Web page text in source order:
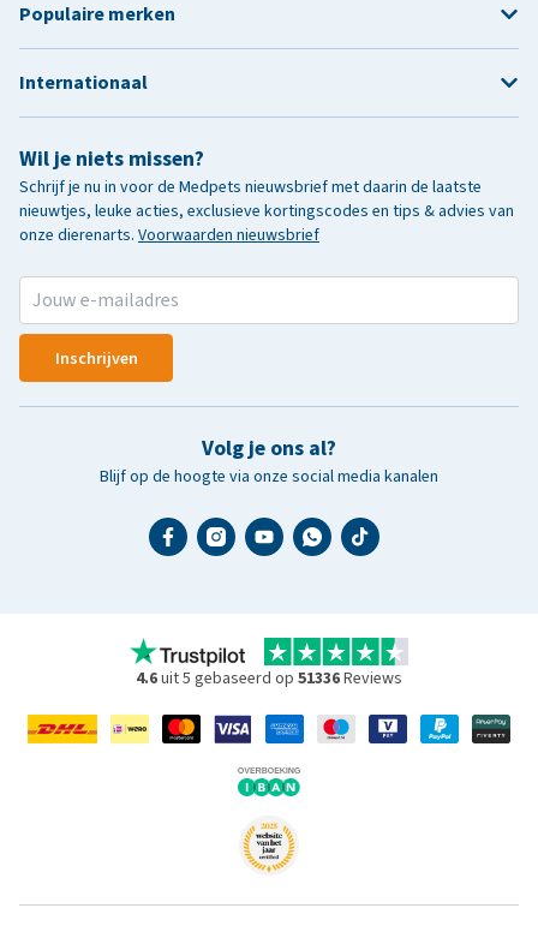
Wil je niets missen?
Schrijf je nu in voor de Medpets nieuwsbrief met daarin de laatste
nieuwtjes, leuke acties, exclusieve kortingscodes en tips & advies van
onze dierenarts. Voorwaarden nieuwsbrief
Inschrijven
Volg je ons al?
Blijf op de hoogte via onze social media kanalen
Populaire merken
Internationaal
4.6uit 5 gebaseerd op 51336Reviews